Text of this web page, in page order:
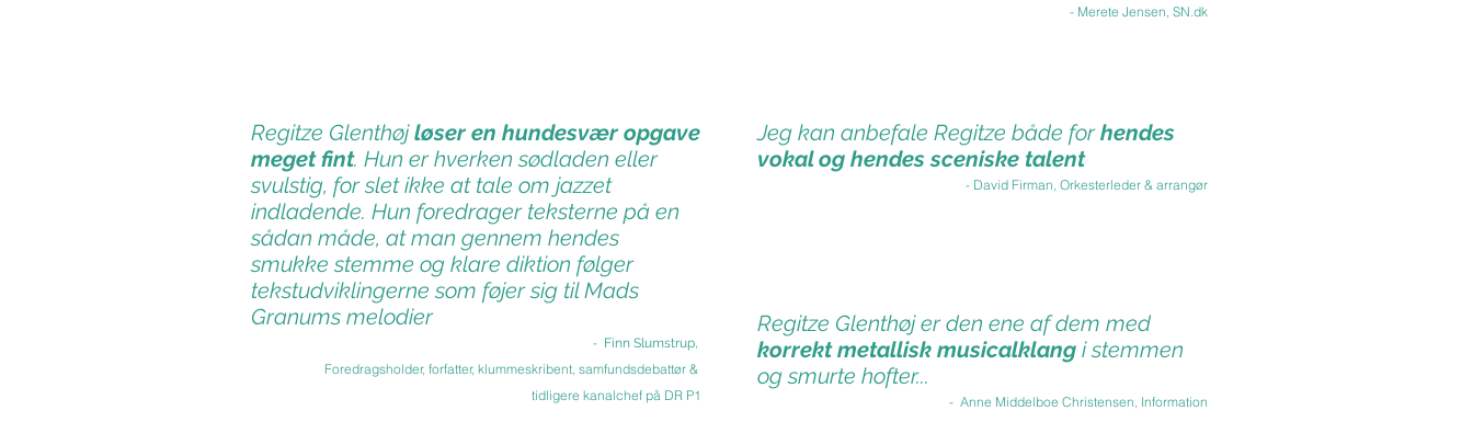
Regitze Glenthøjløser en hundesvær opgave
meget fint. Hun er hverken sødladen eller
svulstig, for slet ikke at tale om jazzet
indladende. Hun foredrager teksterne på en
sådan måde, at man gennem hendes
smukke stemme og klare diktion følger
tekstudviklingerne som føjer sig til Mads
Granums melodier
- Finn Slumstrup,
Foredragsholder, forfatter, klummeskribent, samfundsdebattør &
tidligere kanalchef på DR P1
- Merete Jensen, SN.dk
Jeg kan anbefale Regitze både forhendes
vokal og hendes sceniske talent
- David Firman, Orkesterleder & arrangør
Regitze Glenthøj er den ene af dem med
korrekt metallisk musicalklang i stemmen
og smurte hofter...
- Anne Middelboe Christensen, Information